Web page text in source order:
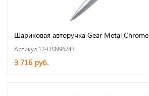
Шариковая авторучка Gear Metal Chrome
Артикул 12-HSN9674B
3 716 руб.